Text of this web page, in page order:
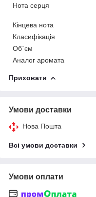
Нота серця
Кінцева нота
Класифікація
Об`єм
Аналог аромата
Приховати
Умови доставки
Нова Пошта
Всі умови доставки
Умови оплати